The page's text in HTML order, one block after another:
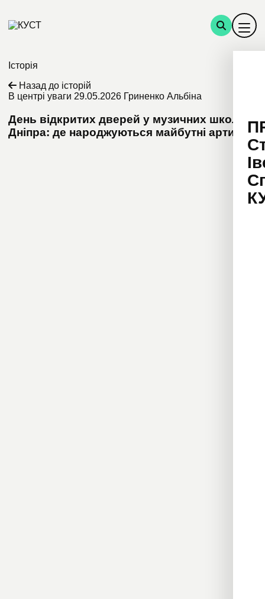
Історія
Назад до історій
В центрі уваги 29.05.2026 Гриненко Альбіна
День відкритих дверей у музичних школах
Дніпра: де народжуються майбутні артисти